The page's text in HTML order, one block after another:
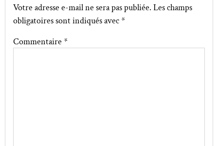
Votre adresse e-mail ne sera pas publiée. Les champs
obligatoires sont indiqués avec*
Commentaire *